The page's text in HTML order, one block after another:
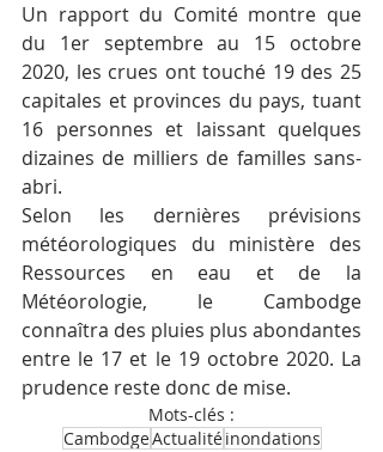
Un rapport du Comité montre que
du 1er septembre au 15 octobre
2020, les crues ont touché 19 des 25
capitales et provinces du pays, tuant
16 personnes et laissant quelques
dizaines de milliers de familles sans-
abri.
Selon les dernières prévisions
météorologiques du ministère des
Ressources en eau et de la
Météorologie, le Cambodge
connaîtra des pluies plus abondantes
entre le 17 et le 19 octobre 2020. La
prudence reste donc de mise.
Mots-clés :
CambodgeActualitéinondations